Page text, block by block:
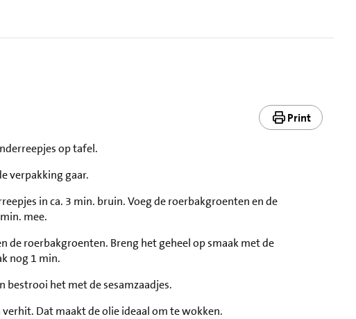
Print
op tafel.
verpakking gaar.
in ca. 3 min. bruin. Voeg de roerbakgroenten en de
mee.
de roerbakgroenten. Breng het geheel op smaak met de
nog 1 min.
bestrooi het met de sesamzaadjes.
Dat maakt de olie ideaal om te wokken.